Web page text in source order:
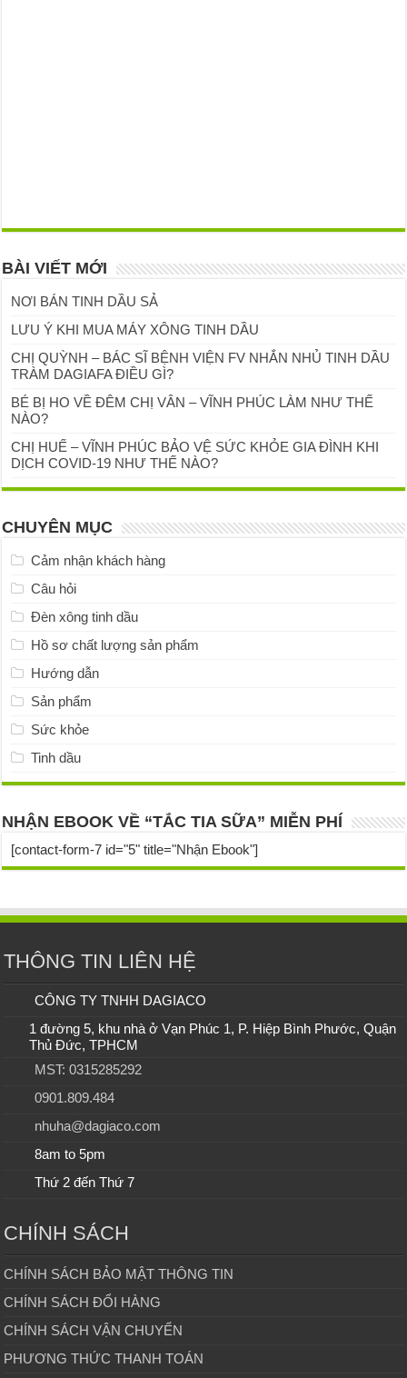
BÀI VIẾT MỚI
NƠI BÁN TINH DẦU SẢ
LƯU Ý KHI MUA MÁY XÔNG TINH DẦU
CHỊ QUỲNH – BÁC SĨ BỆNH VIỆN FV NHẮN NHỦ TINH DẦU
TRÀM DAGIAFA ĐIỀU GÌ?
BÉ BỊ HO VỀ ĐÊM CHỊ VÂN – VĨNH PHÚC LÀM NHƯ THẾ
NÀO?
CHỊ HUẾ – VĨNH PHÚC BẢO VỆ SỨC KHỎE GIA ĐÌNH KHI
DỊCH COVID-19 NHƯ THẾ NÀO?
CHUYÊN MỤC
Cảm nhận khách hàng
Câu hỏi
Đèn xông tinh dầu
Hồ sơ chất lượng sản phẩm
Hướng dẫn
Sản phẩm
Sức khỏe
Tinh dầu
NHẬN EBOOK VỀ “TẮC TIA SỮA” MIỄN PHÍ
[contact-form-7 id="5" title="Nhận Ebook"]
THÔNG TIN LIÊN HỆ
CÔNG TY TNHH DAGIACO
1 đường 5, khu nhà ở Vạn Phúc 1, P. Hiệp Bình Phước, Quận
Thủ Đức, TPHCM
MST: 0315285292
0901.809.484
nhuha@dagiaco.com
8am to 5pm
Thứ 2 đến Thứ 7
CHÍNH SÁCH
CHÍNH SÁCH BẢO MẬT THÔNG TIN
CHÍNH SÁCH ĐỔI HÀNG
CHÍNH SÁCH VẬN CHUYỂN
PHƯƠNG THỨC THANH TOÁN